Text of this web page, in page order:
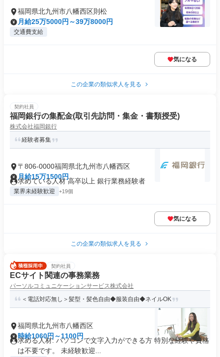
福岡県北九州市八幡西区則松
月給25万5000円～39万8000円
交通費支給
気になる
この企業の類似求人を見る
契約社員
福岡銀行の集配金(取引先訪問・集金・書類授受)
株式会社福岡銀行
経験者募集
〒806-0000福岡県北九州市八幡西区
月給15万1500円
求めている人材 高卒以上 銀行業務経験者
業界未経験歓迎 +19個
気になる
この企業の類似求人を見る
契約社員
ECサイト関連の事務業務
パーソルコミュニケーションサービス株式会社
＜電話対応無し＞髪型・髪色自由◆服装自由◆ネイルOK
福岡県北九州市八幡西区
時給1060円～1100円
求める人材: パソコンで文字入力ができる方 特別な経験や資格
は不要です。 未経験歓迎...